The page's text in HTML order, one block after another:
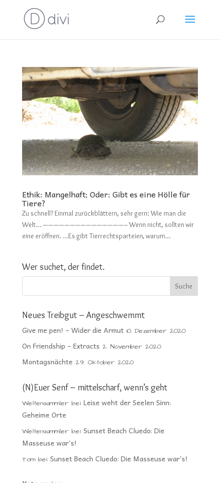
Ethik: Mangelhaft; Oder: Gibt es eine Hölle für
Tiere?
Zu schnell? Einmal zurückblättern, sehr gern: Wie man die
Welt… ———————————————– Wenn nicht, sollten wir
eine eröffnen. …Es gibt Tierrechtsparteien, warum...
Wer suchet, der findet.
Neues Treibgut – Angeschwemmt
Give me pen! – Wider die Armut 10. Dezember 2020
On Friendship – Extracts 2. November 2020
Montagsnächte 29. Oktober 2020
(N)Euer Senf – mittelscharf, wenn’s geht
Weltensammlerbei Leise weht der Seelen Sinn:
Geheime Orte
Weltensammlerbei Sunset Beach Cluedo: Die
Masseuse war’s!
Tombei Sunset Beach Cluedo: Die Masseuse war’s!